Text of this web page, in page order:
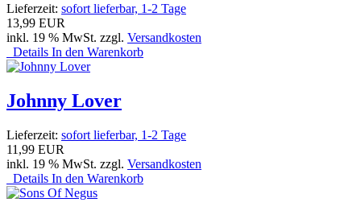
Lieferzeit: sofort lieferbar, 1-2 Tage
13,99 EUR
inkl. 19 % MwSt. zzgl. Versandkosten
Details In den Warenkorb
Johnny Lover
Lieferzeit: sofort lieferbar, 1-2 Tage
11,99 EUR
inkl. 19 % MwSt. zzgl. Versandkosten
Details In den Warenkorb